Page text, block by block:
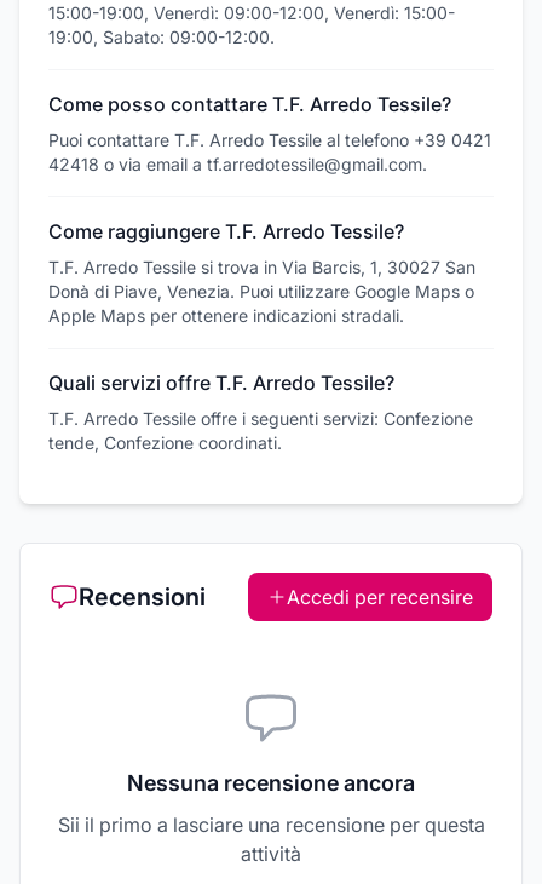
15:00-19:00, Venerdì: 09:00-12:00, Venerdì: 15:00-
19:00, Sabato: 09:00-12:00.
Come posso contattare T.F. Arredo Tessile?
Puoi contattare T.F. Arredo Tessile al telefono +39 0421
42418 o via email a tf.arredotessile@gmail.com.
Come raggiungere T.F. Arredo Tessile?
T.F. Arredo Tessile si trova in Via Barcis, 1, 30027 San
Donà di Piave, Venezia. Puoi utilizzare Google Maps o
Apple Maps per ottenere indicazioni stradali.
Quali servizi offre T.F. Arredo Tessile?
T.F. Arredo Tessile offre i seguenti servizi: Confezione
tende, Confezione coordinati.
Recensioni Accedi per recensire
Nessuna recensione ancora
Sii il primo a lasciare una recensione per questa
attività